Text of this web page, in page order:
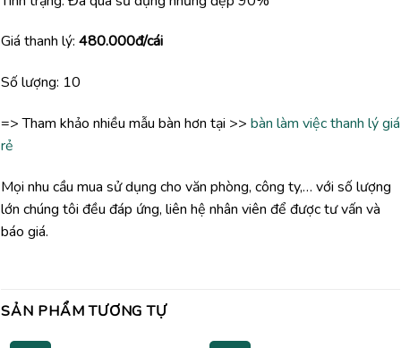
Giá thanh lý: 480.000đ/cái
Số lượng: 10
=> Tham khảo nhiều mẫu bàn hơn tại >> bàn làm việc thanh lý giá
rẻ
Mọi nhu cầu mua sử dụng cho văn phòng, công ty,… với số lượng
lớn chúng tôi đều đáp ứng, liên hệ nhân viên để được tư vấn và
báo giá.
SẢN PHẨM TƯƠNG TỰ